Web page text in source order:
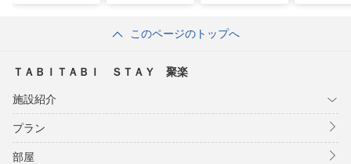
このページのトップへ
ＴＡＢＩＴＡＢＩ ＳＴＡＹ 聚楽
施設紹介
プラン
部屋